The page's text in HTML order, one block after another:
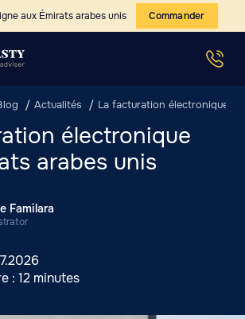
aux Émirats arabes unis Commander
Actualités La facturation électronique
électronique
arabes unis
Familara
: 12 minutes